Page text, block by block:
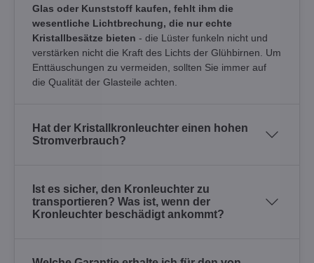
Glas oder Kunststoff kaufen, fehlt ihm die
wesentliche Lichtbrechung, die nur echte
Kristallbesätze bieten - die Lüster funkeln nicht und
verstärken nicht die Kraft des Lichts der Glühbirnen. Um
Enttäuschungen zu vermeiden, sollten Sie immer auf
die Qualität der Glasteile achten.
Hat der Kristallkronleuchter einen hohen
Stromverbrauch?
Ist es sicher, den Kronleuchter zu
transportieren? Was ist, wenn der
Kronleuchter beschädigt ankommt?